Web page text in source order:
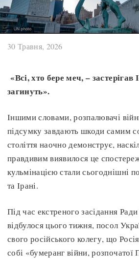
30 Травня, 2026
«Всі, хто бере меч, – застерігав
загинуть».
Іншими словами, розпалювачі
підсумку завдають шкоди самим
століття наочно демонструє,
правдивим виявилося це
кульмінацією стали сьогоднішні
та Ірані.
Під час екстреного засідання
відбулося цього тижня, посол
свого російського колегу, що
собі «бумеранг війни, розпочатої